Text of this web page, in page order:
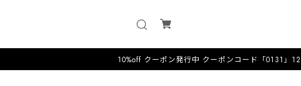
10%off クーポン発行中 クーポンコード「0131」12時までのオ